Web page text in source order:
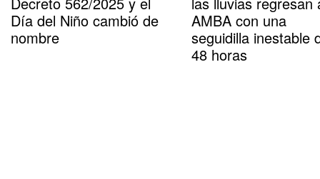
Día del Niño cambió de
nombre
AMBA con una
seguidilla inestable
48 horas